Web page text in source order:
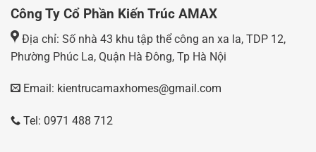
Công Ty Cổ Phần Kiến Trúc AMAX
Địa chỉ: Số nhà 43 khu tập thể công an xa la, TDP 12,
Phường Phúc La, Quận Hà Đông, Tp Hà Nội
Email: kientrucamaxhomes@gmail.com
Tel: 0971 488 712